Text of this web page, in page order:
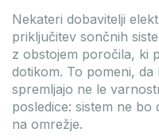
Nekateri dobavitelji
priključitev sončnih
z obstojem poročila, ki
dotikom. To pomeni,
spremljajo ne le
posledice: sistem ne
na omrežje.